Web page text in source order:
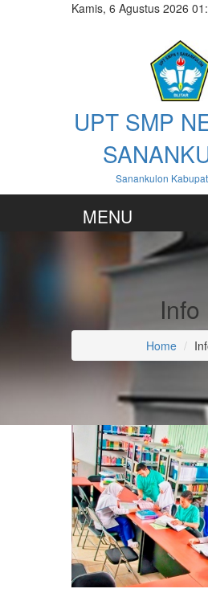
Kamis, 6 Agustus 2026
UPT SMP
Sanankulon
Info
Home